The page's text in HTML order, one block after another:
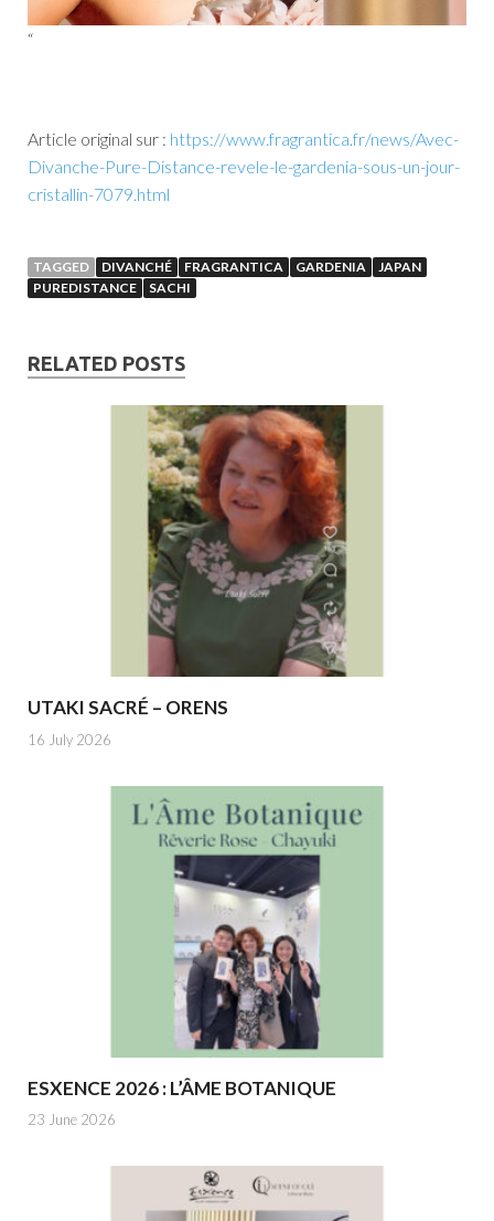
“
Article original sur : https://www.fragrantica.fr/news/Avec-
Divanche-Pure-Distance-revele-le-gardenia-sous-un-jour-
cristallin-7079.html
TAGGED DIVANCHÉ FRAGRANTICA GARDENIA
JAPAN
PUREDISTANCE
SACHI
RELATED POSTS
UTAKI SACRÉ – ORENS
16 July 2026
ESXENCE 2026 : L’ÂME BOTANIQUE
23 June 2026